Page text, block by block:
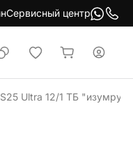
Сервисный центр
Ultra 12/1 ТБ